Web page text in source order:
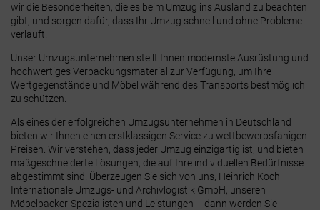
wir die Besonderheiten, die es beim Umzug ins Ausland zu beachten
gibt, und sorgen dafür, dass Ihr Umzug schnell und ohne Probleme
verläuft.
Unser Umzugsunternehmen stellt Ihnen modernste Ausrüstung und
hochwertiges Verpackungsmaterial zur Verfügung, um Ihre
Wertgegenstände und Möbel während des Transports bestmöglich
zu schützen.
Als eines der erfolgreichen Umzugsunternehmen in Deutschland
bieten wir Ihnen einen erstklassigen Service zu wettbewerbsfähigen
Preisen. Wir verstehen, dass jeder Umzug einzigartig ist, und bieten
maßgeschneiderte Lösungen, die auf Ihre individuellen Bedürfnisse
abgestimmt sind. Überzeugen Sie sich von uns, Heinrich Koch
Internationale Umzugs- und Archivlogistik GmbH, unseren
Möbelpacker-Spezialisten und Leistungen – dann werden Sie